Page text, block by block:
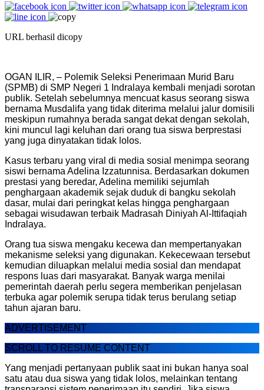
URL berhasil dicopy
OGAN ILIR, – Polemik Seleksi Penerimaan Murid Baru
(SPMB) di SMP Negeri 1 Indralaya kembali menjadi sorotan
publik. Setelah sebelumnya mencuat kasus seorang siswa
bernama Musdalifa yang tidak diterima melalui jalur domisili
meskipun rumahnya berada sangat dekat dengan sekolah,
kini muncul lagi keluhan dari orang tua siswa berprestasi
yang juga dinyatakan tidak lolos.
Kasus terbaru yang viral di media sosial menimpa seorang
siswi bernama Adelina Izzatunnisa. Berdasarkan dokumen
prestasi yang beredar, Adelina memiliki sejumlah
penghargaan akademik sejak duduk di bangku sekolah
dasar, mulai dari peringkat kelas hingga penghargaan
sebagai wisudawan terbaik Madrasah Diniyah Al-Ittifaqiah
Indralaya.
Orang tua siswa mengaku kecewa dan mempertanyakan
mekanisme seleksi yang digunakan. Kekecewaan tersebut
kemudian diluapkan melalui media sosial dan mendapat
respons luas dari masyarakat. Banyak warga menilai
pemerintah daerah perlu segera memberikan penjelasan
terbuka agar polemik serupa tidak terus berulang setiap
tahun ajaran baru.
ADVERTISEMENT
SCROLL TO RESUME CONTENT
Yang menjadi pertanyaan publik saat ini bukan hanya soal
satu atau dua siswa yang tidak lolos, melainkan tentang